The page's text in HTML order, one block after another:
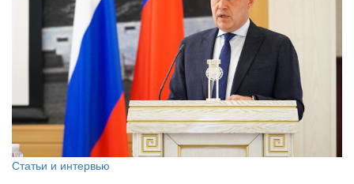
Статьи и интервью